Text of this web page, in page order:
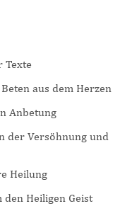
Texte
aus dem Herzen
Anbetung
der Versöhnung und
Heilung
Heiligen Geist